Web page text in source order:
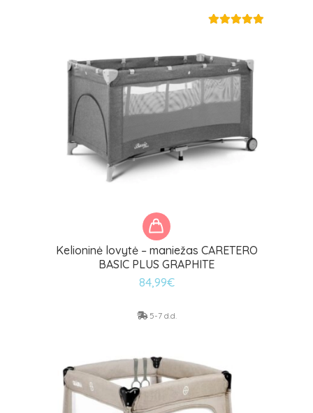
Kelioninė lovytė – maniežas CARETERO
BASIC PLUS GRAPHITE
84,99€
5-7 d.d.